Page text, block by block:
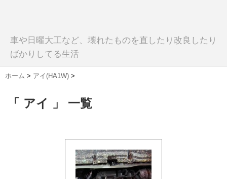
車や日曜大工など、壊れたものを直したり改良したり
ばかりしてる生活
ホーム > アイ(HA1W) >
「 アイ 」 一覧